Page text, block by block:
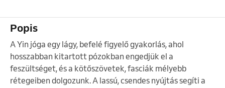
Popis
A Yin jóga egy lágy, befelé figyelő gyakorlás, ahol
hosszabban kitartott pózokban engedjük el a
feszültséget, és a kötőszövetek, fasciák mélyebb
rétegeiben dolgozunk. A lassú, csendes nyújtás segíti a